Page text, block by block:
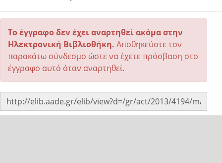
Το έγγραφο δεν έχει αναρτηθεί ακόμα στην
Ηλεκτρονική Βιβλιοθήκη. Αποθηκεύστε τον
παρακάτω σύνδεσμο ώστε να έχετε πρόσβαση στο
έγγραφο αυτό όταν αναρτηθεί.